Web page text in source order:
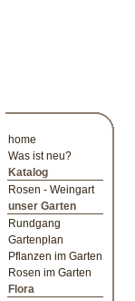
home
Was ist neu?
Katalog
Rosen - Weingart
unser Garten
Rundgang
Gartenplan
Pflanzen im Garten
Rosen im Garten
Flora